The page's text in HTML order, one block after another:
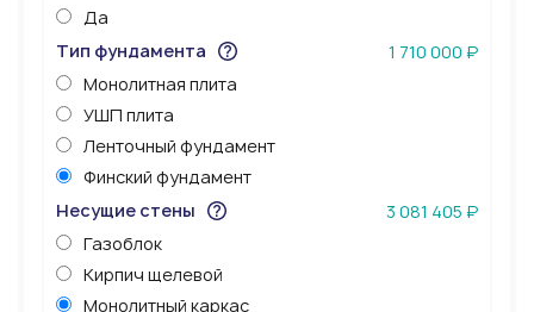
Да
Тип фундамента
1 710 000 ₽
Монолитная плита
УШП плита
Ленточный фундамент
Финский фундамент
Несущие стены
3 081 405 ₽
Газоблок
Кирпич щелевой
Монолитный каркас